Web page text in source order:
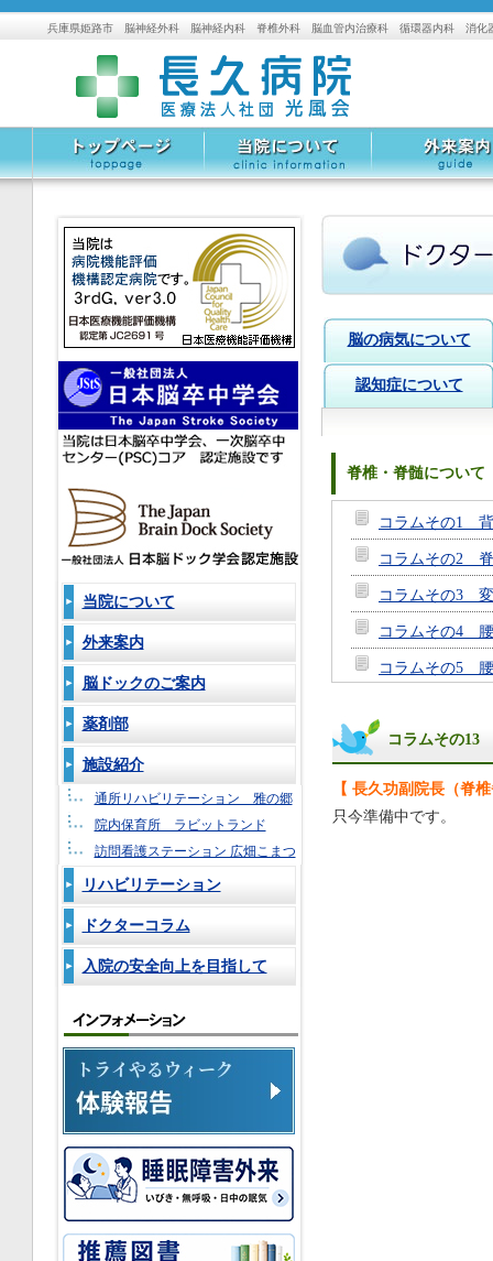
兵庫県姫路市 脳神経外科 脳神経内科 脊椎外科 脳血管内治療科 循環器内科 消
当院について
外来案内
脳ドックのご案内
薬剤部
施設紹介
通所リハビリテーション 雅の郷
院内保育所 ラビットランド
訪問看護ステーション 広畑こまつ
リハビリテーション
ドクターコラム
入院の安全向上を目指して
脳の病気について
認知症について
脊椎・脊髄について
コラムその1
コラムその2
コラムその3
コラムその4
コラムその5
コラムその7
コラムその8
コラムその9
コラムその13
【 長久功副院長（脊
只今準備中です。